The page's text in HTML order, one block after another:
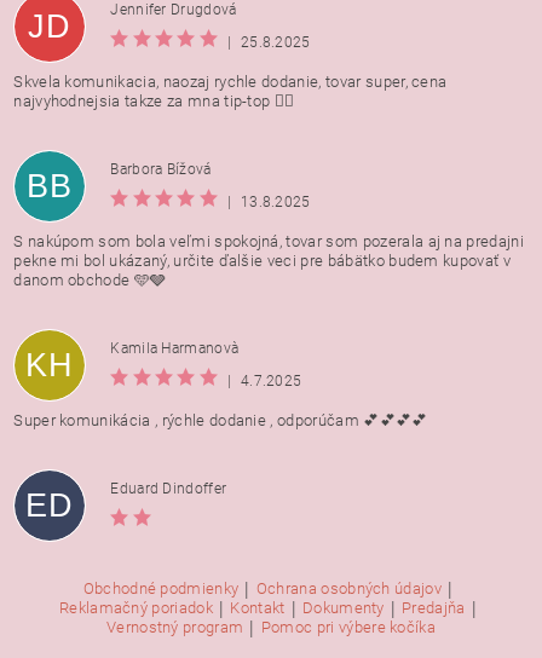
JD
Jennifer Drugdová
|
25.8.2025
Skvela komunikacia, naozaj rychle dodanie, tovar super, cena
najvyhodnejsia takze za mna tip-top 👍🏻
BB
Barbora Bížová
|
13.8.2025
S nakúpom som bola veľmi spokojná, tovar som pozerala aj na predajni
pekne mi bol ukázaný, určite ďalšie veci pre bábätko budem kupovať v
danom obchode 🩵🩶
KH
Kamila Harmanovà
|
4.7.2025
Super komunikácia , rýchle dodanie , odporúčam 💕💕💕💕
ED Eduard Dindoffer
Obchodné podmienky | Ochrana osobných údajov |
Reklamačný poriadok | Kontakt | Dokumenty | Predajňa |
Vernostný program | Pomoc pri výbere kočíka